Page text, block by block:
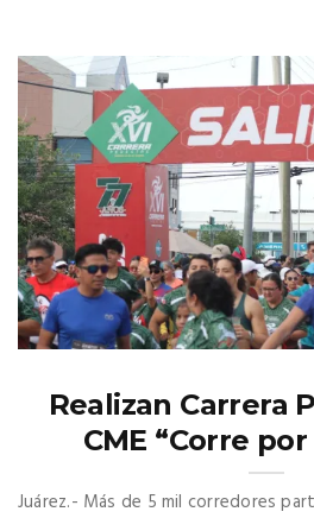
Realizan Carrera
CME “Corre
Juárez.- Más de 5 mil corredores